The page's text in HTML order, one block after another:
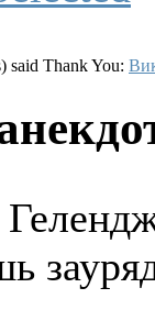
said Thank You: